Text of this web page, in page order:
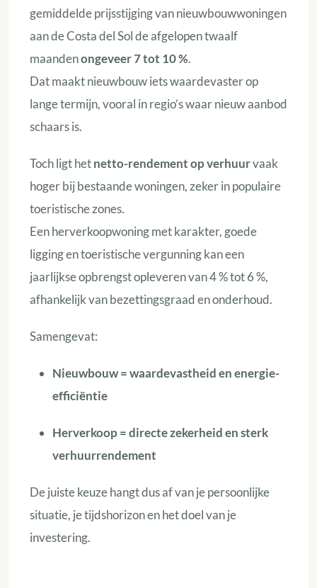
gemiddelde prijsstijging van nieuwbouwwoningen
aan de Costa del Sol de afgelopen twaalf
maandenongeveer 7 tot 10 %.
Dat maakt nieuwbouw iets waardevaster op
lange termijn, vooral in regio’s waar nieuw aanbod
schaars is.
Toch ligt hetnetto-rendement op verhuurvaak
hoger bij bestaande woningen, zeker in populaire
toeristische zones.
Een herverkoopwoning met karakter, goede
ligging en toeristische vergunning kan een
jaarlijkse opbrengst opleveren van 4 % tot 6 %,
afhankelijk van bezettingsgraad en onderhoud.
Samengevat:
Nieuwbouw = waardevastheid en energie-
efficiëntie
Herverkoop = directe zekerheid en sterk
verhuurrendement
De juiste keuze hangt dus af van je persoonlijke
situatie, je tijdshorizon en het doel van je
investering.